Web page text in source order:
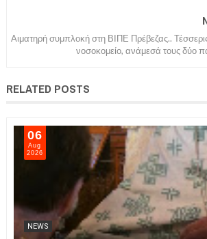
Αιματηρή συμπλοκή στη ΒΙΠΕ Πρέβεζας..
νοσοκομείο, ανάμεσά τους δύο
RELATED POSTS
06
Aug
2026
NEWS